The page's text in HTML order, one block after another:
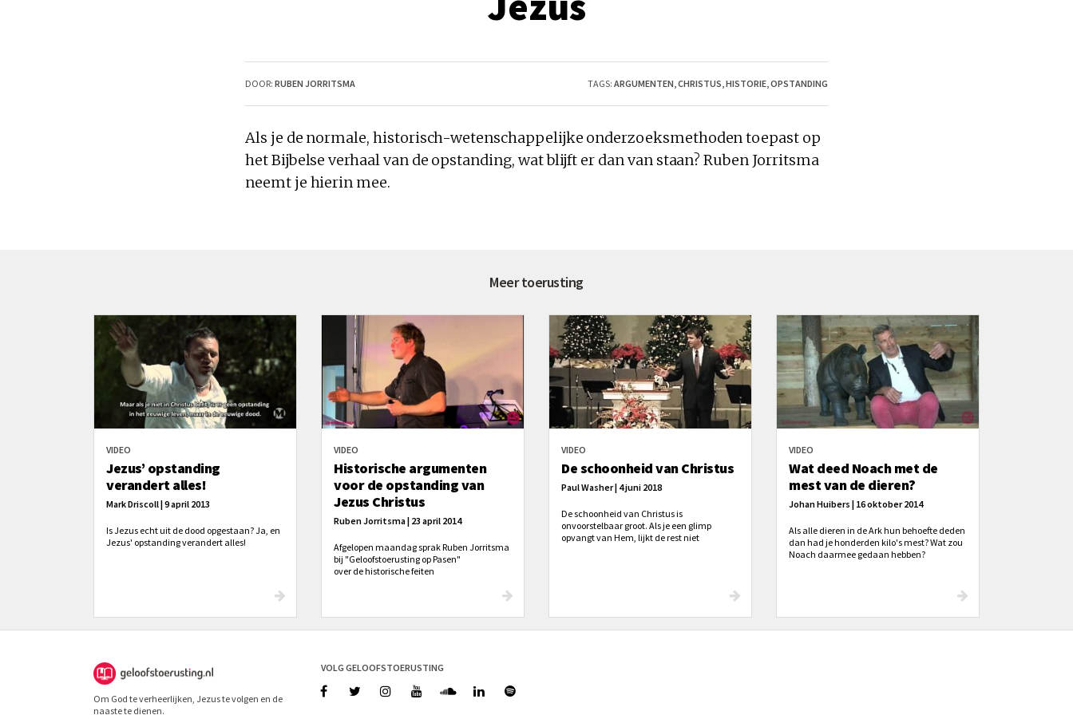
DOOR: RUBEN JORRITSMA TAGS: ARGUMENTEN CHRISTUS HISTORIE OPSTANDING
Als je de normale, historisch-wetenschappelijke onderzoeksmethoden toepast op
het Bijbelse verhaal van de opstanding, wat blijft er dan van staan? Ruben Jorritsma
neemt je hierin mee.
Meer toerusting
VIDEO
Jezus’ opstanding
verandert alles!
Mark Driscoll | 9 april 2013
Is Jezus echt uit de dood opgestaan? Ja, en
Jezus' opstanding verandert alles!
VIDEO
Historische argumenten
voor de opstanding van
Jezus Christus
Ruben Jorritsma | 23 april 2014
Afgelopen maandag sprak Ruben Jorritsma
bij "Geloofstoerusting op Pasen"
over de historische feiten
het lege graf. En hoe de opstanding de beste
Zéér leerzaam en toerustend voor het
apologetische gesprek met je college, mede-
VIDEO
De schoonheid van Christus
Paul Washer | 4 juni 2018
De schoonheid van Christus is
onvoorstelbaar groot. Als je een glimp
opvangt van Hem, lijkt de rest niet
VIDEO
Wat deed Noach met de
mest van de dieren?
Johan Huibers | 16 oktober 2014
Als alle dieren in de Ark hun behoefte deden
dan had je honderden kilo's mest? Wat zou
Noach daarmee gedaan hebben?
Om God te verheerlijken, Jezus te volgen en de
naaste te dienen.
VOLG GELOOFSTOERUSTING